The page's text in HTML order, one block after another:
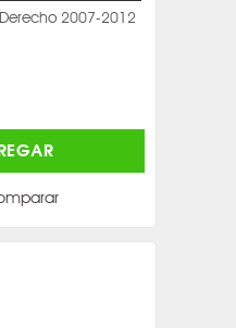
2007-2012